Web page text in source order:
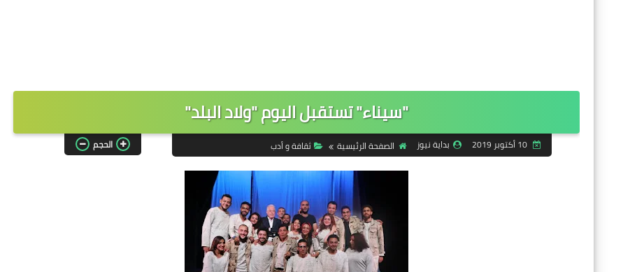
"سيناء" تستقبل اليوم "ولاد البلد"
10 أكتوبر 2019 بداية نيوز الصفحة الرئيسية ثقافة و أدب الحجم